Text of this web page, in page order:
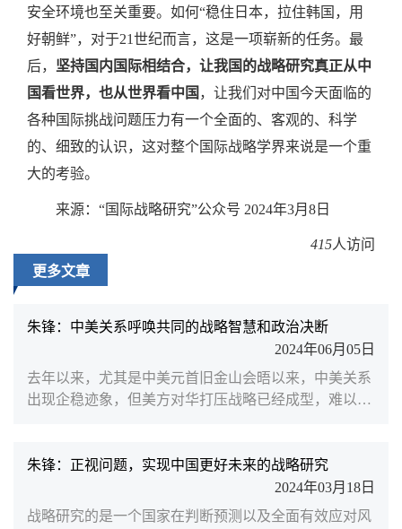
安全环境也至关重要。如何“稳住日本，拉住韩国，用
好朝鲜”，对于21世纪而言，这是一项崭新的任务。最
后， 坚持国内国际相结合，让我国的战略研究真正从中
国看世界，也从世界看中国 ，让我们对中国今天面临的
各种国际挑战问题压力有一个全面的、客观的、科学
的、细致的认识，这对整个国际战略学界来说是一个重
大的考验。
来源：“国际战略研究”公众号 2024年3月8日
415人访问
更多文章
朱锋：中美关系呼唤共同的战略智慧和政治决断
2024年06月05日
去年以来，尤其是中美元首旧金山会晤以来，中美关系
出现企稳迹象，但美方对华打压战略已经成型，难以出
盟友力量加剧“阵营对抗”，同时在高科技等领域加强出
口管制，遏制中国发展。对此，南京大学国际关系学院
执行院长、北京大学中外人文交流研究基地学术委员朱
朱锋：正视问题，实现中国更好未来的战略研究
2024年03月18日
战略研究的是一个国家在判断预测以及全面有效应对风